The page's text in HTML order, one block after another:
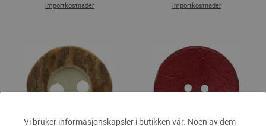
Vi bruker informasjonskapsler i butikken vår. Noen av dem
importkostnader
importkostnader